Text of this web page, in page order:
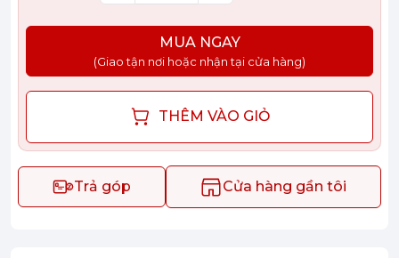
MUA NGAY
(Giao tận nơi hoặc nhận tại cửa hàng)
THÊM VÀO GIỎ
Trả góp Cửa hàng gần tôi